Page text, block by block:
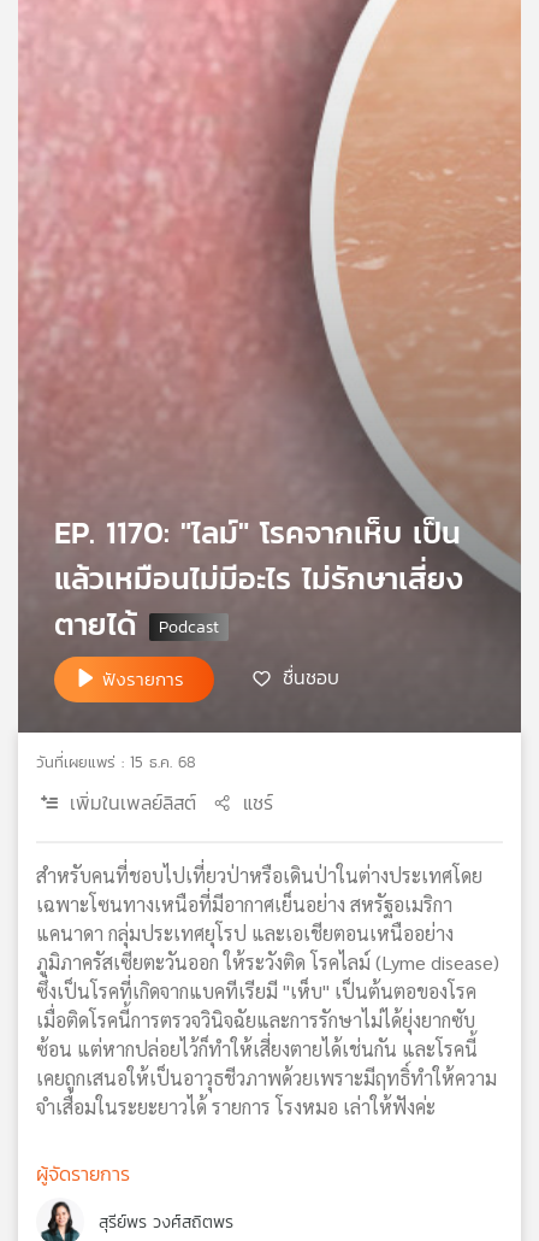
ข่าว
กิจกรรม
เกี่ยว
กับ
แผนที่
เครือ
ข่าย
EP. 1170: "ไลม์" โรคจากเห็บ เป็น
แล้วเหมือนไม่มีอะไร ไม่รักษาเสี่ยง
ตายได้
ฟังรายการ ชื่นชอบ
วันที่เผยแพร่ : 15 ธ.ค. 68
เพิ่มในเพลย์ลิสต์ แชร์
สำหรับคนที่ชอบไปเที่ยวป่าหรือเดินป่าในต่างประเทศโดย
เฉพาะโซนทางเหนือที่มีอากาศเย็นอย่าง สหรัฐอเมริกา
แคนาดา กลุ่มประเทศยุโรป และเอเชียตอนเหนืออย่าง
ภูมิภาครัสเซียตะวันออก ให้ระวังติด โรคไลม์ (Lyme disease)
ซึ่งเป็นโรคที่เกิดจากแบคทีเรียมี "เห็บ" เป็นต้นตอของโรค
เมื่อติดโรคนี้การตรวจวินิจฉัยและการรักษาไม่ได้ยุ่งยากซับ
ซ้อน แต่หากปล่อยไว้ก็ทำให้เสี่ยงตายได้เช่นกัน และโรคนี้
เคยถูกเสนอให้เป็นอาวุธชีวภาพด้วยเพราะมีฤทธิ์ทำให้ความ
จำเสื่อมในระยะยาวได้ รายการ โรงหมอ เล่าให้ฟังค่ะ
ผู้จัดรายการ
สุรีย์พร วงศ์สถิตพร